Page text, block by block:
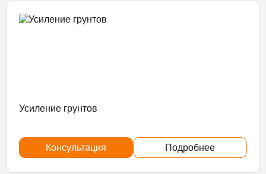
Усиление грунтов
Консультация Подробнее